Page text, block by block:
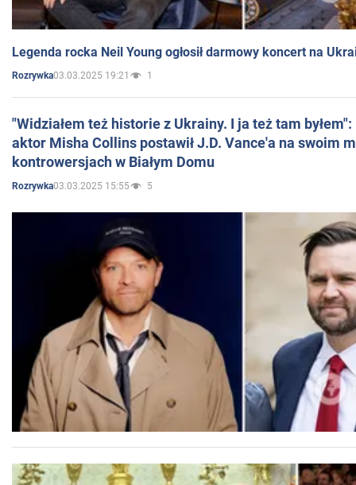
Legenda rocka Neil Young ogłosił darmowy koncert na
Rozrywka03.03.2025 19:21 1
"Widziałem też historie z Ukrainy. I ja też tam
aktor Misha Collins postawił J.D. Vance'a na swoim
kontrowersjach w Białym Domu
Rozrywka03.03.2025 15:55 5